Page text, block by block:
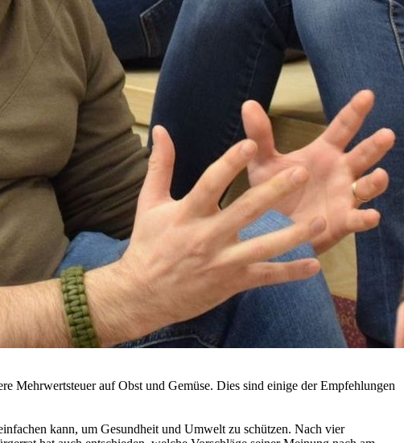
Mehrwertsteuer auf Obst und Gemüse. Dies sind einige der Empfehlungen
kann, um Gesundheit und Umwelt zu schützen. Nach vier